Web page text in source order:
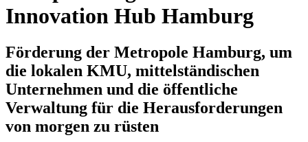
Innovation Hub Hamburg
Förderung der Metropole Hamburg, um
die lokalen KMU, mittelständischen
Unternehmen und die öffentliche
Verwaltung für die Herausforderungen
von morgen zu rüsten